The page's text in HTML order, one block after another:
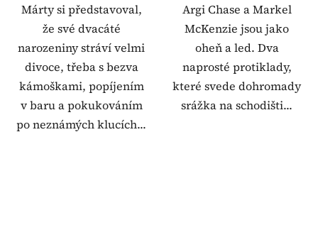
Márty si představoval,
že své dvacáté
narozeniny stráví velmi
divoce, třeba s bezva
kámoškami, popíjením
v baru a pokukováním
po neznámých klucích...
Argi Chase a Markel
McKenzie jsou jako
oheň a led. Dva
naprosté protiklady,
které svede dohromady
srážka na schodišti...